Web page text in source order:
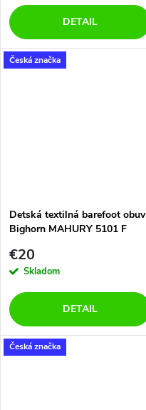
DETAIL
Česká značka
Detská textilná barefoot obuv
Bighorn MAHURY 5101 F
€20
Skladom
DETAIL
Česká značka